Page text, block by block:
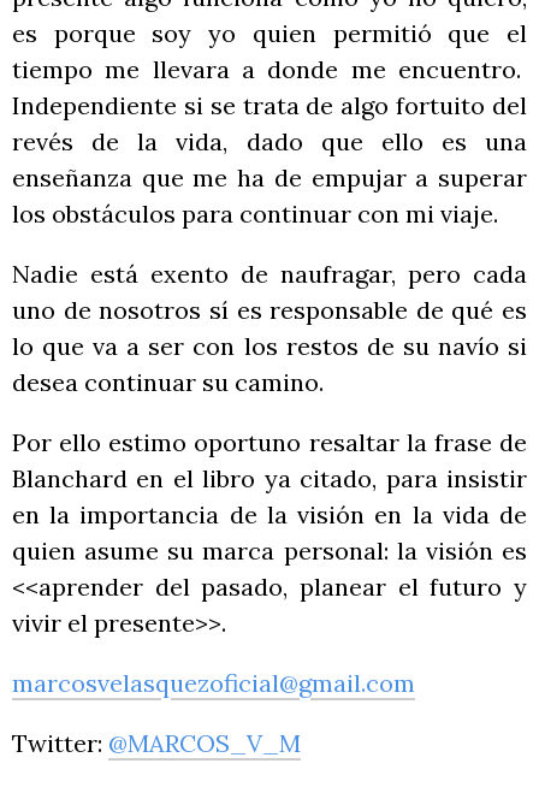
es porque soy yo quien permitió que el
tiempo me llevara a donde me encuentro.
Independiente si se trata de algo fortuito del
revés de la vida, dado que ello es una
enseñanza que me ha de empujar a superar
los obstáculos para continuar con mi viaje.
Nadie está exento de naufragar, pero cada
uno de nosotros sí es responsable de qué es
lo que va a ser con los restos de su navío si
desea continuar su camino.
Por ello estimo oportuno resaltar la frase de
Blanchard en el libro ya citado, para insistir
en la importancia de la visión en la vida de
quien asume su marca personal: la visión es
<<aprender del pasado, planear el futuro y
vivir el presente>>.
marcosvelasquezoficial@gmail.com
Twitter: @MARCOS_V_M